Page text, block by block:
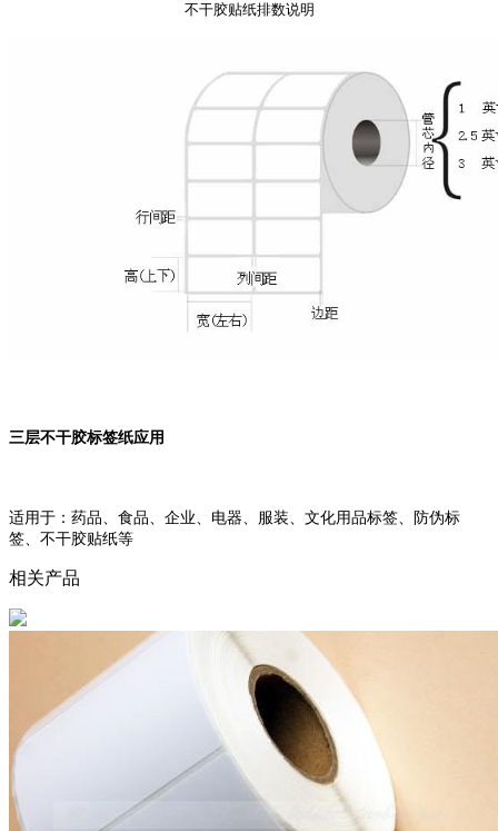
不干胶贴纸排数说明
三层不干胶标签纸应用
适用于：药品、食品、企业、电器、服装、文化用品标签、防伪标
签、不干胶贴纸等
相关产品